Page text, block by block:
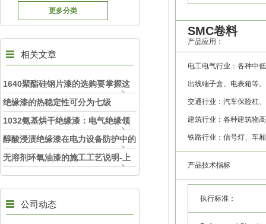
更多分类
相关文章
1640聚酯硅钢片漆的选购要掌握这
些内容
绝缘漆的热稳定性可分为七级
1032氨基烘干绝缘漆：电气绝缘领
域的“防护铠甲“
醇酸浸渍绝缘漆在电力设备防护中的
应用
无溶剂环氧油漆的施工工艺说明-上
海旺徐电气
公司动态
SMC卷料
产品应用：
电工电气行业：各种中
出线端子盒、电表箱等
交通行业：汽车保险杠
建筑行业：各种建筑物
铁路行业：信号灯、车
产品技术指标
执行标准：